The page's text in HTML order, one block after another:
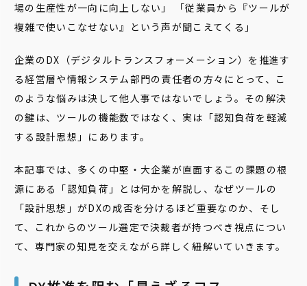
場の生産性が一向に向上しない」 「従業員から『ツールが
複雑で使いこなせない』という声が聞こえてくる」
企業のDX（デジタルトランスフォーメーション）を推進す
る経営層や情報システム部門の責任者の方々にとって、こ
のような悩みは決して他人事ではないでしょう。その解決
の鍵は、ツールの機能数ではなく、実は「認知負荷を軽減
する設計思想」にあります。
本記事では、多くの中堅・大企業が直面するこの課題の根
源にある「認知負荷」とは何かを解説し、なぜツールの
「設計思想」がDXの成否を分けるほど重要なのか、そし
て、これからのツール選定で決裁者が持つべき視点につい
て、専門家の知見を交えながら詳しく紐解いていきます。